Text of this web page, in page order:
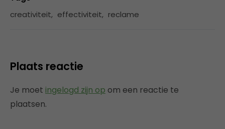
creativiteit, effectiviteit, reclame
Plaats reactie
Je moet ingelogd zijn op om een reactie te
plaatsen.